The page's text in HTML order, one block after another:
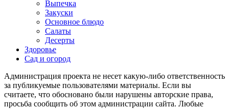
Выпечка
Закуски
Основное блюдо
Салаты
Десерты
Здоровье
Сад и огород
Администрация проекта не несет какую-либо ответственность
за публикуемые пользователями материалы. Если вы
считаете, что обосновано были нарушены авторские права,
просьба сообщить об этом администрации сайта. Любые